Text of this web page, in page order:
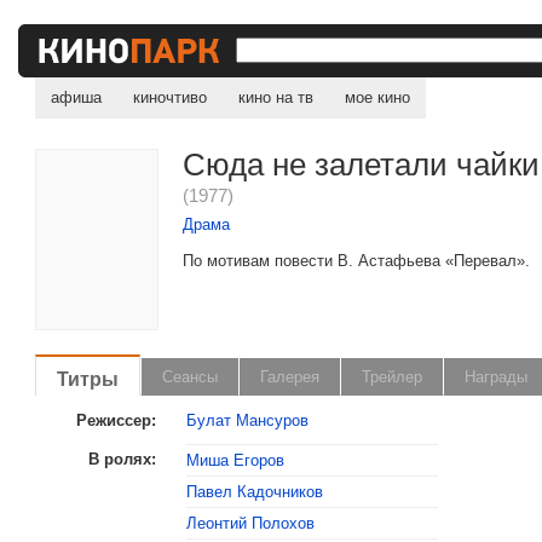
афиша киночтиво кино на тв мое кино
Сюда не залетали чайки
(1977)
Драма
По мотивам повести В. Астафьева «Перевал».
Титры Сеансы Галерея Трейлер Награды
Режиссер: Булат Мансуров
В ролях:
Миша Егоров
Павел Кадочников
Леонтий Полохов